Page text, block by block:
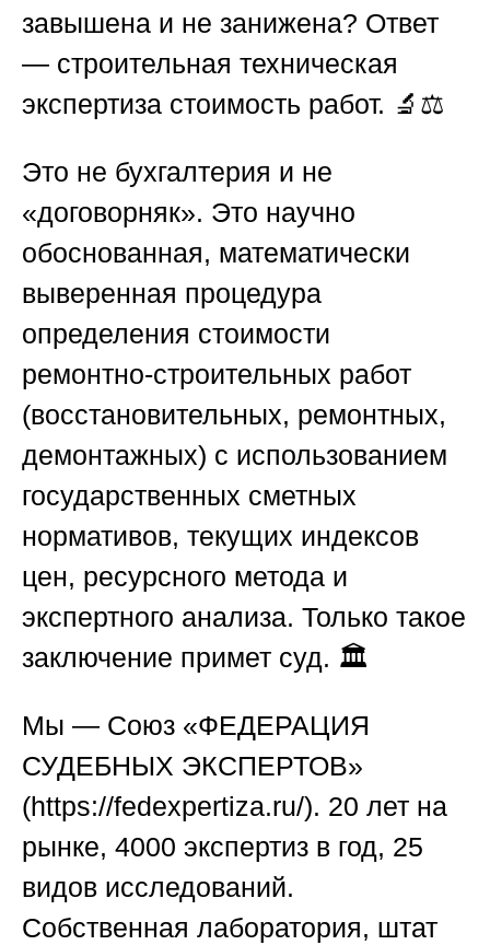
завышена и не занижена? Ответ
— строительная техническая
экспертиза стоимость работ. 🔬⚖️
Это не бухгалтерия и не
«договорняк». Это научно
обоснованная, математически
выверенная процедура
определения стоимости
ремонтно-строительных работ
(восстановительных, ремонтных,
демонтажных) с использованием
государственных сметных
нормативов, текущих индексов
цен, ресурсного метода и
экспертного анализа. Только такое
заключение примет суд. 🏛️
Мы — Союз «ФЕДЕРАЦИЯ
СУДЕБНЫХ ЭКСПЕРТОВ»
(https://fedexpertiza.ru/). 20 лет на
рынке, 4000 экспертиз в год, 25
видов исследований.
Собственная лаборатория, штат